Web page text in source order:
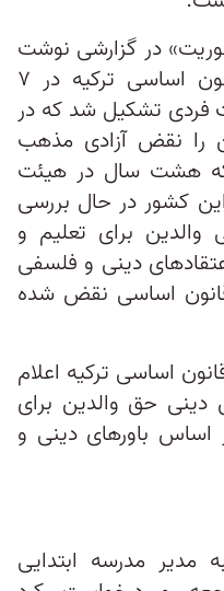
در گزارشی نوشت
که مجمع عمومی دادگاه قانون اساسی ترکیه در ۷
فردی تشکیل شد که در
دین را نقض آزادی مذهب
که هشت سال در هیئت
کشور در حال بررسی
برای تعلیم و
دینی و فلسفی
در بند چهارم اصل ۲۴ قانون اساسی نقض شده
اساسی ترکیه اعلام
حق والدین برای
اساس باورهای دینی و
در سال ۲۰۰۹، به مدیر مدرسه ابتدایی